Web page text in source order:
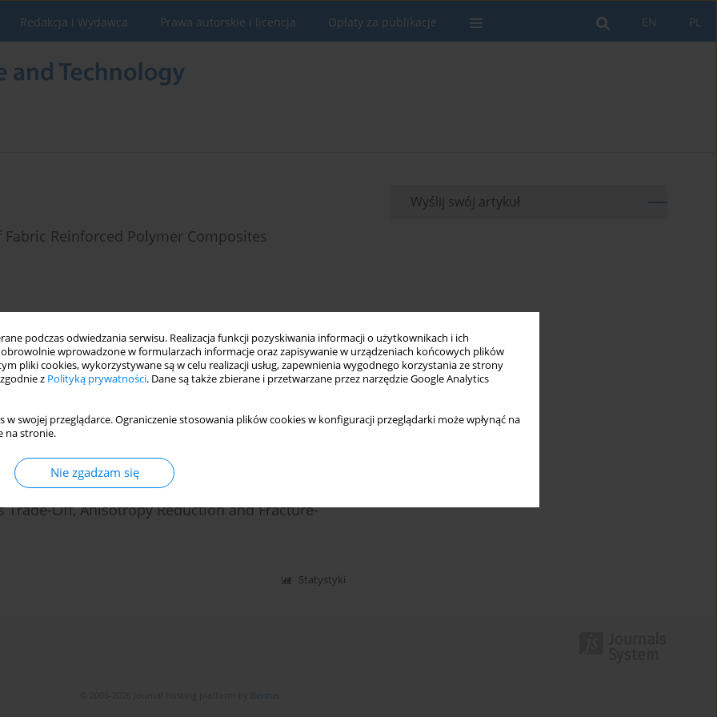
podczas odwiedzania serwisu. Realizacja funkcji pozyskiwania informacji o użytkownikach i ich
wprowadzone w formularzach informacje oraz zapisywanie w urządzeniach końcowych plików
pliki cookies, wykorzystywane są w celu realizacji usług, zapewnienia wygodnego korzystania ze strony
z Polityką prywatności. Dane są także zbierane i przetwarzane przez narzędzie Google Analytics
w swojej przeglądarce. Ograniczenie stosowania plików cookies w konfiguracji przeglądarki może wpłynąć na
na stronie.
Nie zgadzam się
PL
EN
Redakcja i Wydawca Prawa autorskie i licencja Opłaty za publikacje
Reinforced Polymer Composites
AlMg1SiCu ALUMINIUM ALLOYS
Off, Anisotropy Reduction and Fracture-
Statystyki
Wyślij swój artykuł
Bentus